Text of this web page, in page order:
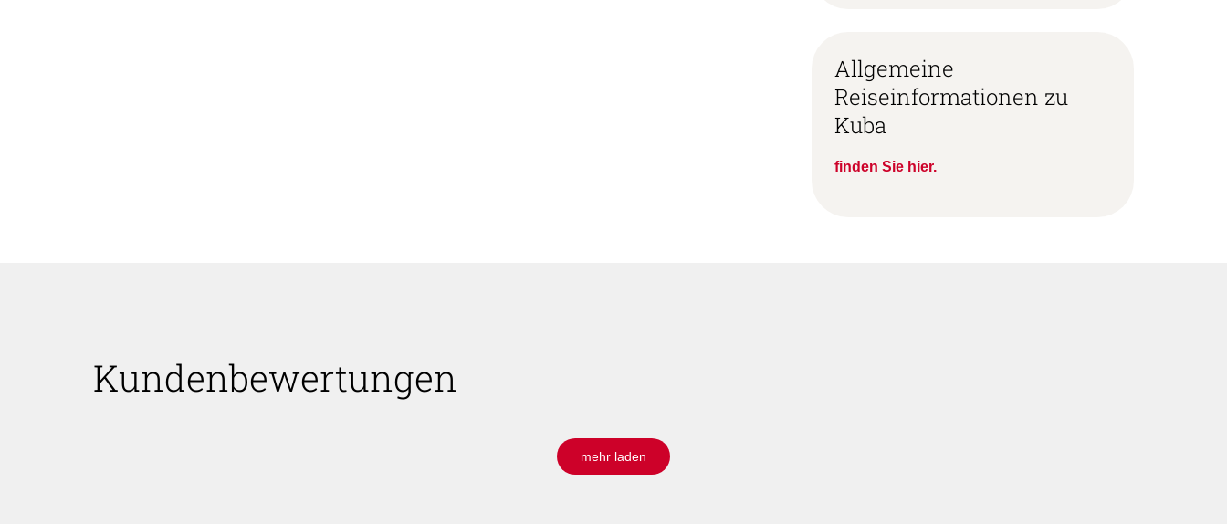
Allgemeine
Reiseinformationen zu
Kuba
finden Sie hier.
Kundenbewertungen
mehr laden